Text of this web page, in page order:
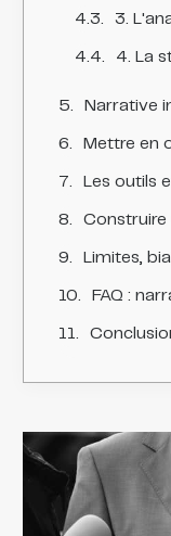
3.
4. La
Narrative
Mettre en
Les outils et
Limites,
FAQ :
Conclusion :